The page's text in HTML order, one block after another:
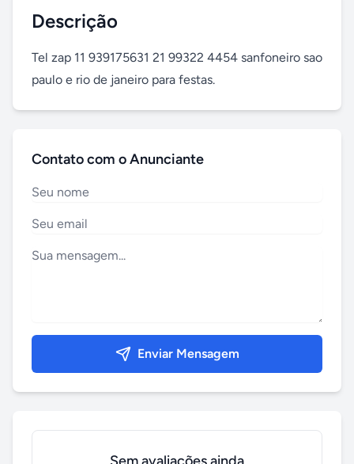
Descrição
Tel zap 11 939175631 21 99322 4454 sanfoneiro sao
paulo e rio de janeiro para festas.
Contato com o Anunciante
Enviar Mensagem